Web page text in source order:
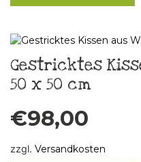
Gestricktes
50 x 50 cm
€98,00
zzgl. Versandkosten